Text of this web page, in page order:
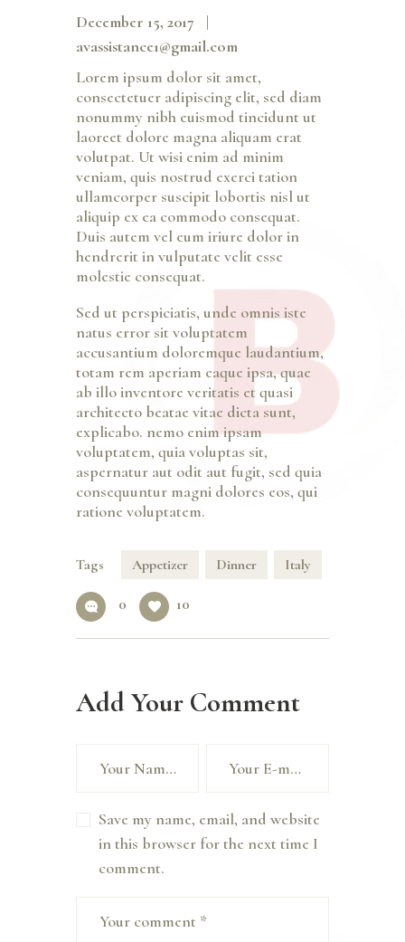
December 15, 2017
avassistance1@gmail.com
Lorem ipsum dolor sit amet,
consectetuer adipiscing elit, sed diam
nonummy nibh euismod tincidunt ut
laoreet dolore magna aliquam erat
volutpat. Ut wisi enim ad minim
veniam, quis nostrud exerci tation
ullamcorper suscipit lobortis nisl ut
aliquip ex ea commodo consequat.
Duis autem vel eum iriure dolor in
hendrerit in vulputate velit esse
molestie consequat.
Sed ut perspiciatis, unde omnis iste
natus error sit voluptatem
accusantium doloremque laudantium,
totam rem aperiam eaque ipsa, quae
ab illo inventore veritatis et quasi
architecto beatae vitae dicta sunt,
explicabo. nemo enim ipsam
voluptatem, quia voluptas sit,
aspernatur aut odit aut fugit, sed quia
consequuntur magni dolores eos, qui
ratione voluptatem.
Tags Appetizer Dinner Italy
0 10
Add Your Comment
Save my name, email, and website
in this browser for the next time I
comment.